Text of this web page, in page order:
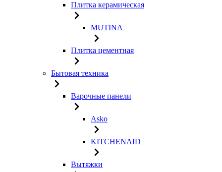
Плитка керамическая
MUTINA
Плитка цементная
Бытовая техника
Варочные панели
Asko
KITCHENAID
Вытяжки